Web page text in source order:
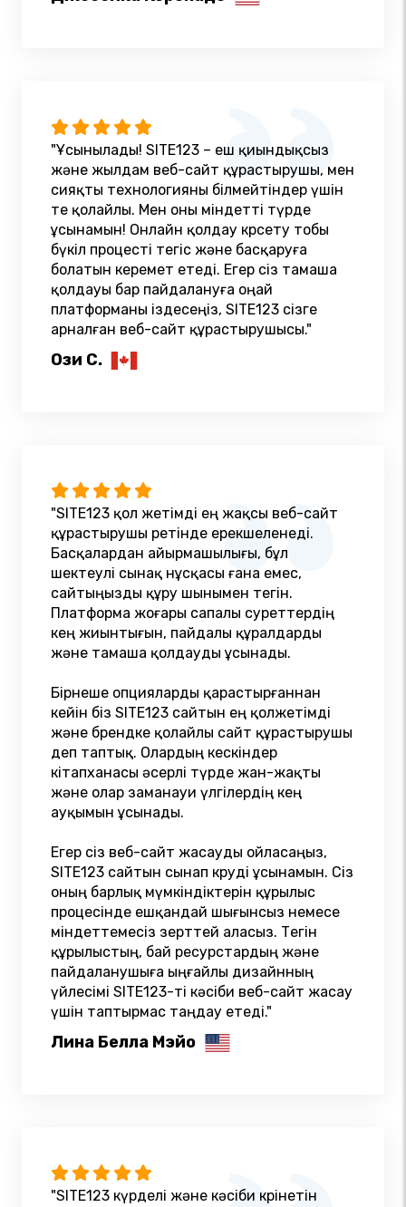
"Ұсынылады! SITE123 – еш қиындықсыз
және жылдам веб-сайт құрастырушы, мен
сияқты технологияны білмейтіндер үшін
өте қолайлы. Мен оны міндетті түрде
ұсынамын! Онлайн қолдау көрсету тобы
бүкіл процесті тегіс және басқаруға
болатын керемет етеді. Егер сіз тамаша
қолдауы бар пайдалануға оңай
платформаны іздесеңіз, SITE123 сізге
арналған веб-сайт құрастырушысы."
Ози С.
"SITE123 қол жетімді ең жақсы веб-сайт
құрастырушы ретінде ерекшеленеді.
Басқалардан айырмашылығы, бұл
шектеулі сынақ нұсқасы ғана емес,
сайтыңызды құру шынымен тегін.
Платформа жоғары сапалы суреттердің
кең жиынтығын, пайдалы құралдарды
және тамаша қолдауды ұсынады.
Бірнеше опцияларды қарастырғаннан
кейін біз SITE123 сайтын ең қолжетімді
және брендке қолайлы сайт құрастырушы
деп таптық. Олардың кескіндер
кітапханасы әсерлі түрде жан-жақты
және олар заманауи үлгілердің кең
ауқымын ұсынады.
Егер сіз веб-сайт жасауды ойласаңыз,
SITE123 сайтын сынап көруді ұсынамын. Сіз
оның барлық мүмкіндіктерін құрылыс
процесінде ешқандай шығынсыз немесе
міндеттемесіз зерттей аласыз. Тегін
құрылыстың, бай ресурстардың және
пайдаланушыға ыңғайлы дизайнның
үйлесімі SITE123-ті кәсіби веб-сайт жасау
үшін таптырмас таңдау етеді."
Лина Белла Мэйо
"SITE123 күрделі және кәсіби көрінетін